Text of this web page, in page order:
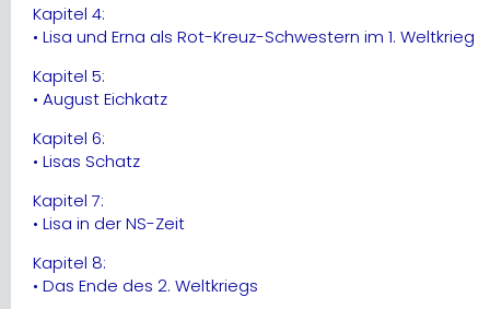
Kapitel 4:
• Lisa und Erna als Rot-Kreuz-Schwestern im 1. Weltkrieg
Kapitel 5:
• August Eichkatz
Kapitel 6:
• Lisas Schatz
Kapitel 7:
• Lisa in der NS-Zeit
Kapitel 8:
• Das Ende des 2. Weltkriegs